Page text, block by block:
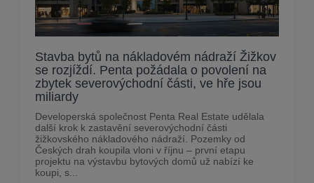
Stavba bytů na nákladovém nádraží Žižkov
se rozjíždí. Penta požádala o povolení na
zbytek severovýchodní části, ve hře jsou
miliardy
Developerská společnost Penta Real Estate udělala
další krok k zastavění severovýchodní části
žižkovského nákladového nádraží. Pozemky od
Českých drah koupila vloni v říjnu – první etapu
projektu na výstavbu bytových domů už nabízí ke
koupi, s...